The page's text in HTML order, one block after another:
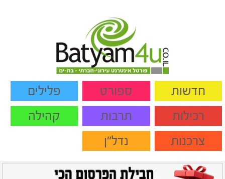
חדשות ספורט
פלילים
רכילות
תרבות
קהילה
צרכנות
נדל"ן